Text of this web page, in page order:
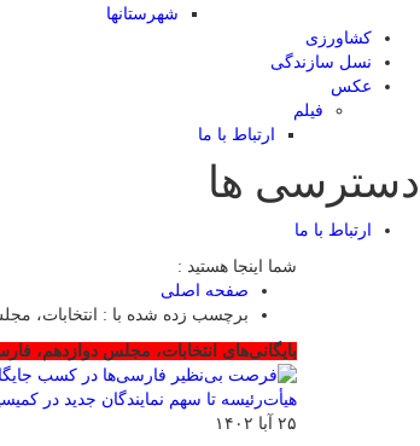
شهرستانها
کشاورزی
نسل سازندگی
عکس
فیلم
ارتباط با ما
دسترسی ها
ارتباط با ما
شما اینجا هستید :
صفحه اصلی
برچسب زده شده با : انتخابات،
بایگانی‌های انتخابات، مجلس دوازدهم،
۲۵ آبا ۱۴۰۲